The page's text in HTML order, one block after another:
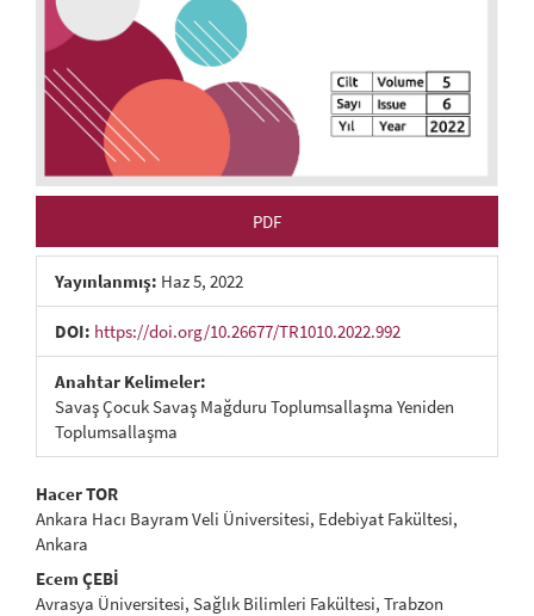
PDF
Yayınlanmış: Haz 5, 2022
DOI: https://doi.org/10.26677/TR1010.2022.992
Anahtar Kelimeler:
Savaş Çocuk Savaş Mağduru Toplumsallaşma Yeniden
Toplumsallaşma
Hacer TOR
Ankara Hacı Bayram Veli Üniversitesi, Edebiyat Fakültesi,
Ankara
Ecem ÇEBİ
Avrasya Üniversitesi, Sağlık Bilimleri Fakültesi, Trabzon